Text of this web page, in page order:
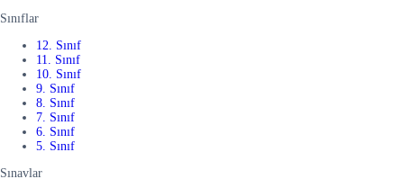
Sınıflar
12. Sınıf
11. Sınıf
10. Sınıf
9. Sınıf
8. Sınıf
7. Sınıf
6. Sınıf
5. Sınıf
Sınavlar